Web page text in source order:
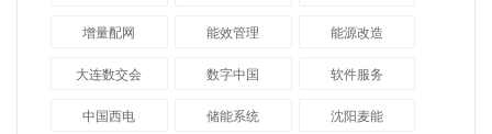
增量配网 能效管理 能源改造
大连数交会 数字中国 软件服务
中国西电 储能系统 沈阳麦能